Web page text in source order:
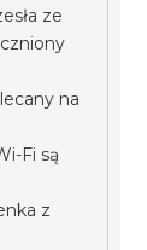
ze
na
Fi są
z